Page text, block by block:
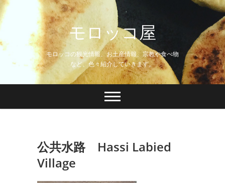
Skip
to
content
モロッコ屋
モロッコの観光情報、お土産情報、宗教や食べ物
など、色々紹介していきます。
公共水路 Hassi Labied
Village